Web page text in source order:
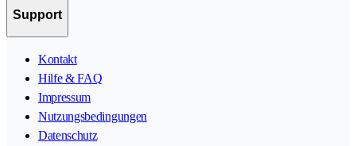
Support
Kontakt
Hilfe & FAQ
Impressum
Nutzungsbedingungen
Datenschutz